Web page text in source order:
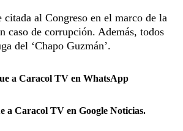
al Congreso en el marco de la
caso de corrupción. Además, todos
del ‘Chapo Guzmán’.
a Caracol TV en WhatsApp
a Caracol TV en Google Noticias.